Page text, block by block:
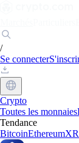
/
Se connecter
Crypto
Toutes les monnaies
Tendance
BitcoinEthereum